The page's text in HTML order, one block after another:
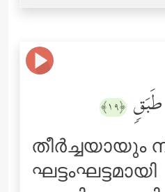
﴿١٩﴾
തീര്‍ച്ചയായും
ഘട്ടംഘട്ടമായി